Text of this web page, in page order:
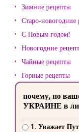
Зимние рецепты
Старо-новогодние
С Новым годом!
Новогодние
Чайные рецепты
Горные рецепты
почему, по
УКРАИНЕ в
1. Уважает